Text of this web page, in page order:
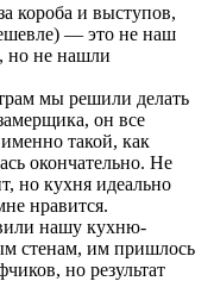
короба и выступов,
— это не наш
но не нашли
мы решили делать
он все
такой, как
окончательно. Не
но кухня идеально
нравится.
нашу кухню-
стенам, им пришлось
но результат